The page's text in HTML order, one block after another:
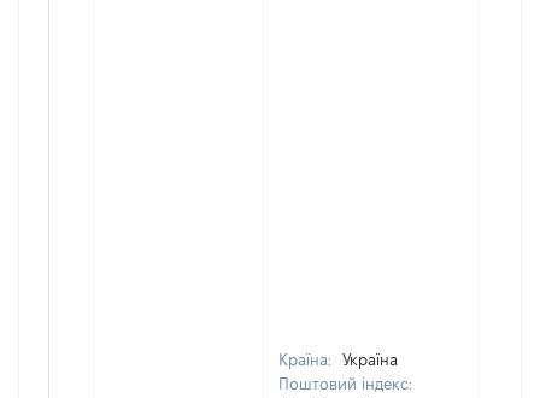
Країна:
Україна
Поштовий індекс: